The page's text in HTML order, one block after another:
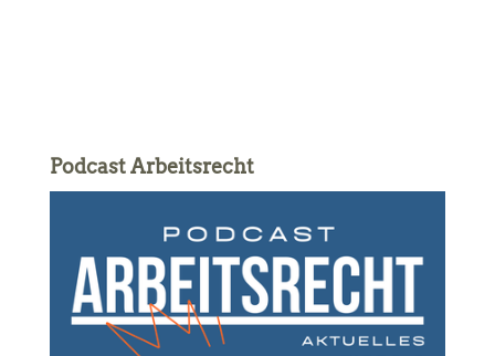
Podcast Arbeitsrecht